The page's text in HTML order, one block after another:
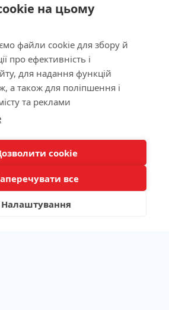
на цьому
файли cookie для збору й
про ефективність і
для надання функцій
а також для поліпшення і
та реклами
cookie
все
Налаштування
Панель фільтрів